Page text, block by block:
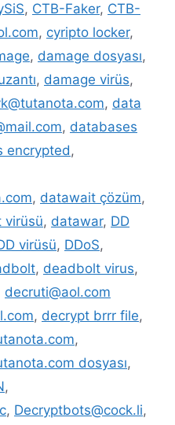
, CTB-Faker, CTB-
, cyripto locker,
, damage dosyası,
, damage virüs,
, data
, databases
encrypted,
, datawait çözüm,
virüsü, datawar, DD
virüsü, DDoS,
, deadbolt virus,
decruti@aol.com
, decrypt brrr file,
,
dosyası,
,
, Decryptbots@cock.li,